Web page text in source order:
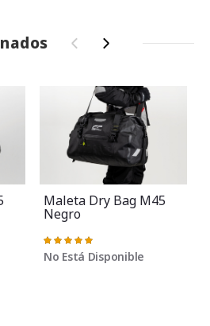
‹ ›
Maleta Dry Bag M45
Negro
Valoración:
100%
No Está Disponible